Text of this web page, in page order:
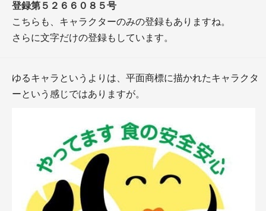
登録第５２６６０８５号
こちらも、キャラクターのみの登録もありますね。
さらに文字だけの登録もしています。
ゆるキャラというよりは、平面商標に描かれたキャラクタ
ーという感じではありますが。